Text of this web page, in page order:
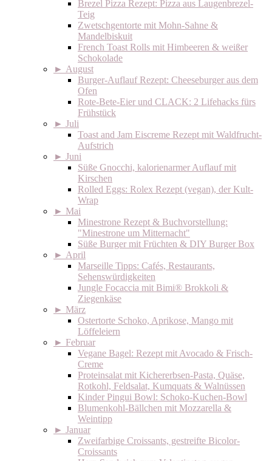
Brezel Pizza Rezept: Pizza aus Laugenbrezel-
Teig
Zwetschgentorte mit Mohn-Sahne &
Mandelbiskuit
French Toast Rolls mit Himbeeren & weißer
Schokolade
► August
Burger-Auflauf Rezept: Cheeseburger aus dem
Ofen
Rote-Bete-Eier und CLACK: 2 Lifehacks fürs
Frühstück
► Juli
Toast and Jam Eiscreme Rezept mit Waldfrucht-
Aufstrich
► Juni
Süße Gnocchi, kalorienarmer Auflauf mit
Kirschen
Rolled Eggs: Rolex Rezept (vegan), der Kult-
Wrap
► Mai
Minestrone Rezept & Buchvorstellung:
"Minestrone um Mitternacht"
Süße Burger mit Früchten & DIY Burger Box
► April
Marseille Tipps: Cafés, Restaurants,
Sehenswürdigkeiten
Jungle Focaccia mit Bimi® Brokkoli &
Ziegenkäse
► März
Ostertorte Schoko, Aprikose, Mango mit
Löffeleiern
► Februar
Vegane Bagel: Rezept mit Avocado & Frisch-
Creme
Proteinsalat mit Kichererbsen-Pasta, Quäse,
Rotkohl, Feldsalat, Kumquats & Walnüssen
Kinder Pingui Bowl: Schoko-Kuchen-Bowl
Blumenkohl-Bällchen mit Mozzarella &
Weintipp
► Januar
Zweifarbige Croissants, gestreifte Bicolor-
Croissants